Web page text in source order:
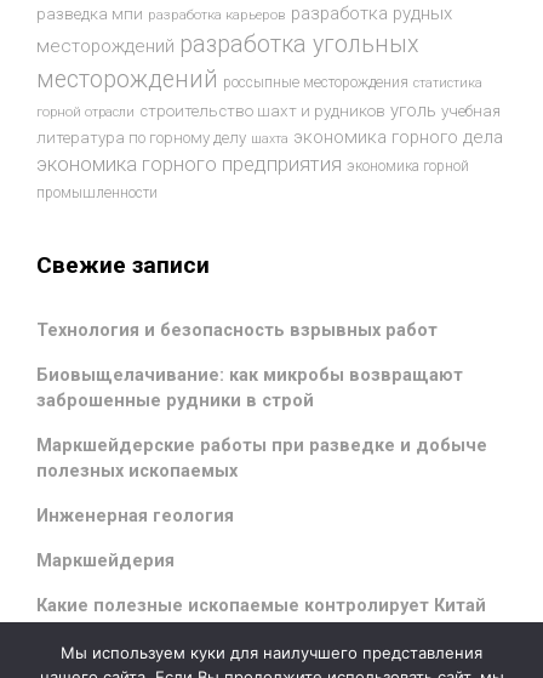
разведка мпи разработка карьеров разработка рудных
месторождений разработка угольных
месторождений россыпные месторождения статистика
горной отрасли строительство шахт и рудников уголь учебная
литература по горному делу шахта экономика горного дела
экономика горного предприятия экономика горной
промышленности
Свежие записи
Технология и безопасность взрывных работ
Биовыщелачивание: как микробы возвращают
заброшенные рудники в строй
Маркшейдерские работы при разведке и добыче
полезных ископаемых
Инженерная геология
Маркшейдерия
Какие полезные ископаемые контролирует Китай
Мы используем куки для наилучшего представления